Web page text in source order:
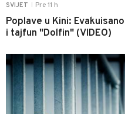
SVIJET Pre 11 h
Poplave u Kini:
i tajfun "Dolfin" (VIDEO)